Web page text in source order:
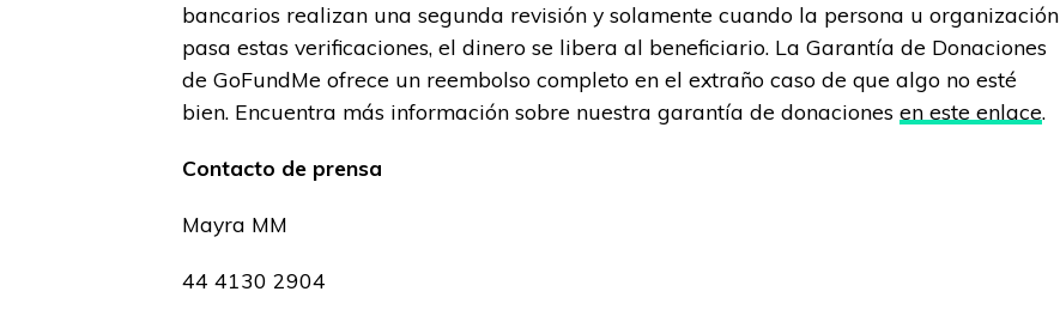
bancarios realizan una segunda revisión y solamente cuando la persona u organización
pasa estas verificaciones, el dinero se libera al beneficiario. La Garantía de Donaciones
de GoFundMe ofrece un reembolso completo en el extraño caso de que algo no esté
bien. Encuentra más información sobre nuestra garantía de donaciones en este enlace.
Contacto de prensa
Mayra MM
44 4130 2904